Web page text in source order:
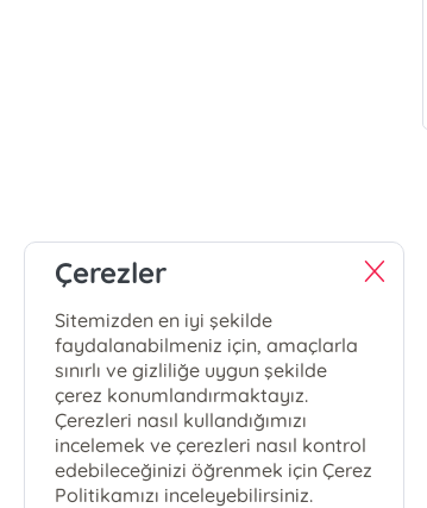
Çerezler
Sitemizden en iyi şekilde
faydalanabilmeniz için, amaçlarla
sınırlı ve gizliliğe uygun şekilde
çerez konumlandırmaktayız.
Çerezleri nasıl kullandığımızı
incelemek ve çerezleri nasıl kontrol
edebileceğinizi öğrenmek için Çerez
Politikamızı inceleyebilirsiniz.